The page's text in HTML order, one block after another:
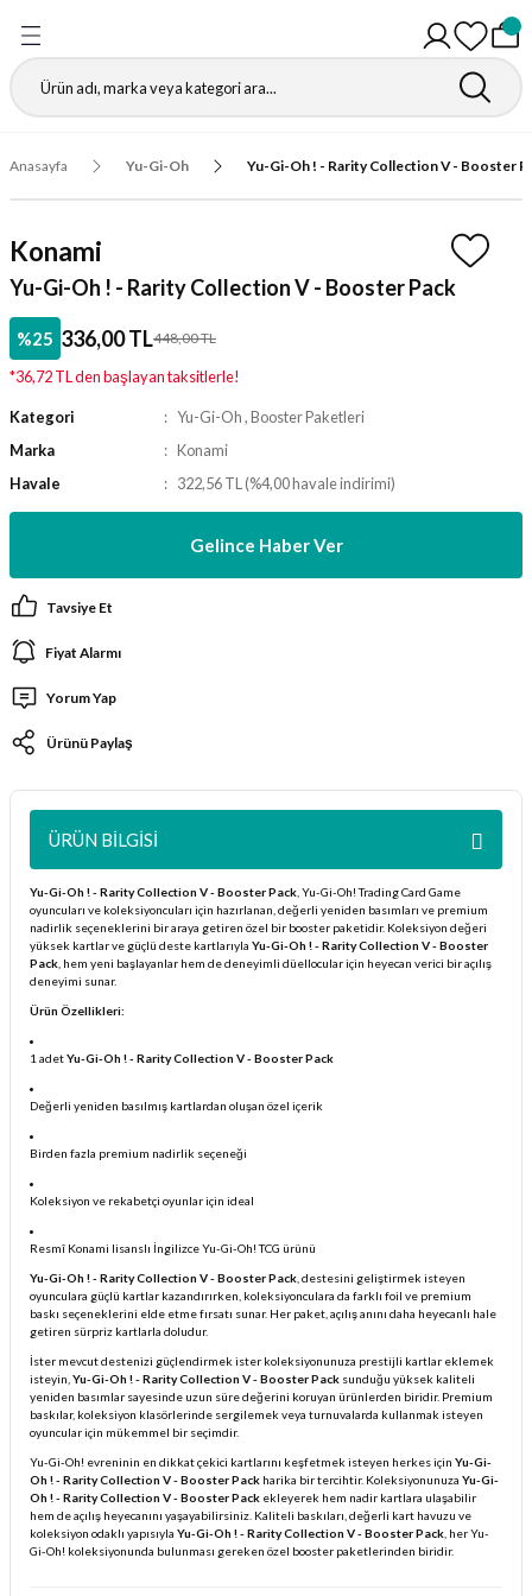
Desteleri
Kutuları
Anasayfa Yu-Gi-Oh Yu-Gi-Oh ! - Rarity Collection V - Booster
Konami
Yu-Gi-Oh ! - Rarity Collection V - Booster Pack
%25 336,00 TL448,00 TL
*36,72 TL den başlayan taksitlerle!
Kategori Yu-Gi-Oh,Booster Paketleri
Marka
Konami
Havale
322,56 TL (%4,00 havale indirimi)
Gelince Haber Ver
Tavsiye Et
Fiyat Alarmı
Yorum Yap
Ürünü Paylaş
ÜRÜN BILGISI
Yu-Gi-Oh ! - Rarity Collection V - Booster Pack , Yu-Gi-Oh! Trading Card Game
oyuncuları ve koleksiyoncuları için hazırlanan, değerli yeniden basımları ve premium
nadirlik seçeneklerini bir araya getiren özel bir booster paketidir. Koleksiyon değeri
yüksek kartlar ve güçlü deste kartlarıyla Yu-Gi-Oh ! - Rarity Collection V - Booster
Pack , hem yeni başlayanlar hem de deneyimli düellocular için heyecan verici bir açılış
deneyimi sunar.
Ürün Özellikleri:
1 adetYu-Gi-Oh ! - Rarity Collection V - Booster Pack
Değerli yeniden basılmış kartlardan oluşan özel içerik
Birden fazla premium nadirlik seçeneği
Koleksiyon ve rekabetçi oyunlar için ideal
Resmî Konami lisanslı İngilizce Yu-Gi-Oh! TCG ürünü
Yu-Gi-Oh ! - Rarity Collection V - Booster Pack , destesini geliştirmek isteyen
oyunculara güçlü kartlar kazandırırken, koleksiyonculara da farklı foil ve premium
baskı seçeneklerini elde etme fırsatı sunar. Her paket, açılış anını daha heyecanlı hale
getiren sürpriz kartlarla doludur.
İster mevcut destenizi güçlendirmek ister koleksiyonunuza prestijli kartlar eklemek
isteyin, Yu-Gi-Oh ! - Rarity Collection V - Booster Pack sunduğu yüksek kaliteli
yeniden basımlar sayesinde uzun süre değerini koruyan ürünlerden biridir. Premium
baskılar, koleksiyon klasörlerinde sergilemek veya turnuvalarda kullanmak isteyen
oyuncular için mükemmel bir seçimdir.
Yu-Gi-Oh! evreninin en dikkat çekici kartlarını keşfetmek isteyen herkes için Yu-Gi-
Oh ! - Rarity Collection V - Booster Pack harika bir tercihtir. Koleksiyonunuza Yu-Gi-
Oh ! - Rarity Collection V - Booster Pack ekleyerek hem nadir kartlara ulaşabilir
hem de açılış heyecanını yaşayabilirsiniz. Kaliteli baskıları, değerli kart havuzu ve
koleksiyon odaklı yapısıyla Yu-Gi-Oh ! - Rarity Collection V - Booster Pack , her Yu-
Gi-Oh! koleksiyonunda bulunması gereken özel booster paketlerinden biridir.